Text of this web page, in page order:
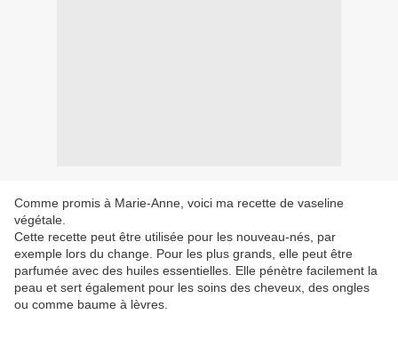
Comme promis à Marie-Anne, voici ma recette de vaseline
végétale.
Cette recette peut être utilisée pour les nouveau-nés, par
exemple lors du change. Pour les plus grands, elle peut être
parfumée avec des huiles essentielles. Elle pénètre facilement la
peau et sert également pour les soins des cheveux, des ongles
ou comme baume à lèvres.